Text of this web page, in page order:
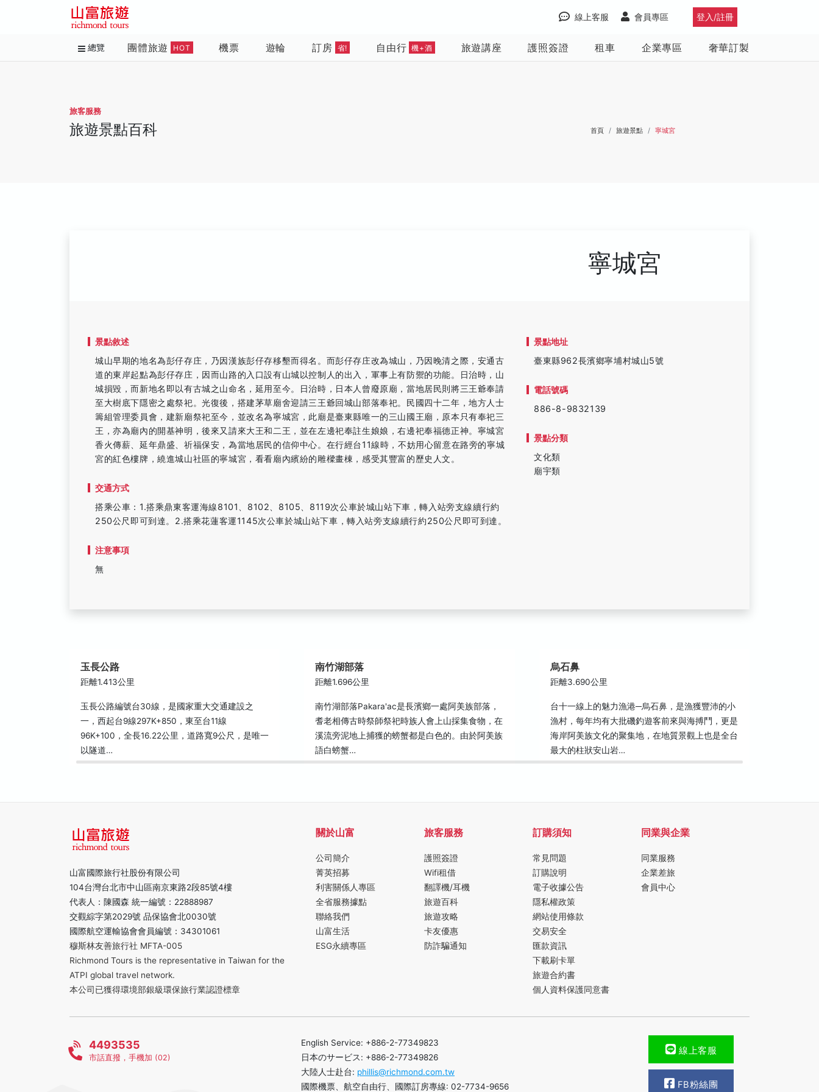
登入/註冊
會員專區
線上客服
總覽 團體旅遊 HOT 機票 遊輪 訂房 省! 自由行 機+酒 旅遊講座 護照簽證 租車 企業專區 奢華訂製
旅客服務
旅遊景點百科 首頁 旅遊景點 寧城宮
寧城宮
景點敘述
城山早期的地名為彭仔存庄，乃因漢族彭仔存移墾而得名。而彭仔存庄改為城山，乃因晚清之際，安通古
道的東岸起點為彭仔存庄，因而山路的入口設有山城以控制人的出入，軍事上有防禦的功能。日治時，山
城損毀，而新地名即以有古城之山命名，延用至今。日治時，日本人曾廢原廟，當地居民則將三王爺奉請
至大樹底下隱密之處祭祀。光復後，搭建茅草廟舍迎請三王爺回城山部落奉祀。民國四十二年，地方人士
籌組管理委員會，建新廟祭祀至今，並改名為寧城宮，此廟是臺東縣唯一的三山國王廟，原本只有奉祀三
王，亦為廟內的開基神明，後來又請來大王和二王，並在左邊祀奉註生娘娘，右邊祀奉福德正神。寧城宮
香火傳薪、延年鼎盛、祈福保安，為當地居民的信仰中心。在行經台11線時，不妨用心留意在路旁的寧城
宮的紅色樓牌，繞進城山社區的寧城宮，看看廟內繽紛的雕樑畫棟，感受其豐富的歷史人文。
交通方式
搭乘公車：1.搭乘鼎東客運海線8101、8102、8105、8119次公車於城山站下車，轉入站旁支線續行約
250公尺即可到達。2.搭乘花蓮客運1145次公車於城山站下車，轉入站旁支線續行約250公尺即可到達。
注意事項
無
景點地址
臺東縣962長濱鄉寧埔村城山5號
電話號碼
886-8-9832139
景點分類
文化類
廟宇類
玉長公路
距離1.413公里
玉長公路編號台30線，是國家重大交通建設之
一，西起台9線297K+850，東至台11線
96K+100，全長16.22公里，道路寬9公尺，是唯一
以隧道…
南竹湖部落
距離1.696公里
南竹湖部落Pakara'ac是長濱鄉一處阿美族部落，
耆老相傳古時祭師祭祀時族人會上山採集食物，在
溪流旁泥地上捕獲的螃蟹都是白色的。由於阿美族
語白螃蟹…
烏石鼻
距離3.690公里
台十一線上的魅力漁港─烏石鼻，是漁獲豐沛的小
漁村，每年均有大批磯釣遊客前來與海搏鬥，更是
海岸阿美族文化的聚集地，在地質景觀上也是全台
最大的柱狀安山岩…
山富國際旅行社股份有限公司
104台灣台北市中山區南京東路2段85號4樓
代表人：陳國森 統一編號：22888987
交觀綜字第2029號 品保協會北0030號
國際航空運輸協會會員編號：34301061
穆斯林友善旅行社 MFTA-005
Richmond Tours is the representative in Taiwan for the
ATPI global travel network.
本公司已獲得環境部銀級環保旅行業認證標章
關於山富
公司簡介
菁英招募
利害關係人專區
全省服務據點
聯絡我們
山富生活
ESG永續專區
旅客服務
護照簽證
Wifi租借
翻譯機/耳機
旅遊百科
旅遊攻略
卡友優惠
防詐騙通知
訂購須知
常見問題
訂購說明
電子收據公告
隱私權政策
網站使用條款
交易安全
匯款資訊
下載刷卡單
旅遊合約書
個人資料保護同意書
同業與企業
同業服務
企業差旅
會員中心
4493535
市話直撥，手機加 (02)
English Service: +886-2-77349823
日本のサービス: +886-2-77349826
大陸人士赴台: phillis@richmond.com.tw
國際機票、航空自由行、國際訂房專線: 02-7734-9656
線上客服
FB粉絲團